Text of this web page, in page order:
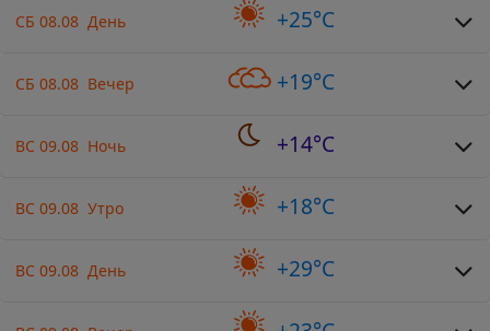
СБ 08.08 День +25°C
СБ 08.08 Вечер +19°C
ВС 09.08 Ночь +14°C
ВС 09.08 Утро +18°C
ВС 09.08 День +29°C